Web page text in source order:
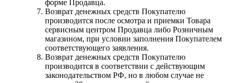
форме Продавца.
Возврат денежных средств Покупателю
производится после осмотра и приемки Товара
сервисным центром Продавца либо Розничным
магазином, при условии заполнения Покупателем
соответствующего заявления.
Возврат денежных средств Покупателю
производится в соответствии с действующим
законодательством РФ, но в любом случае не